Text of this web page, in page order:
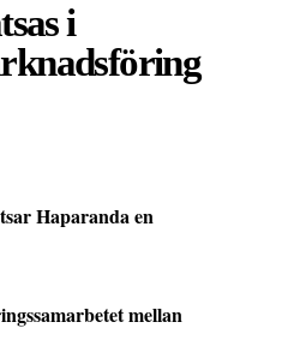
i
Haparanda en
mellan